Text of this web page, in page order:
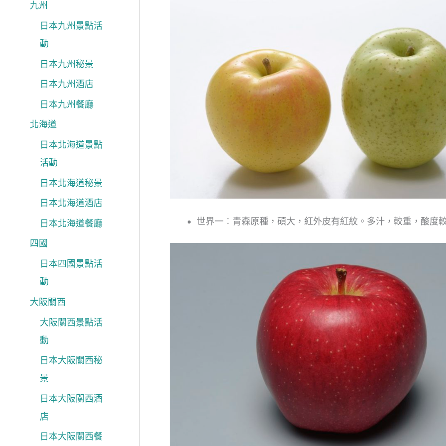
九州
日本九州景點活
動
日本九州秘景
日本九州酒店
日本九州餐廳
北海道
日本北海道景點
活動
日本北海道秘景
日本北海道酒店
日本北海道餐廳
四國
日本四國景點活
動
大阪關西
大阪關西景點活
動
日本大阪關西秘
景
日本大阪關西酒
店
日本大阪關西餐
世界一︰青森原種，碩大，紅外皮有紅紋。多汁，較重，酸度